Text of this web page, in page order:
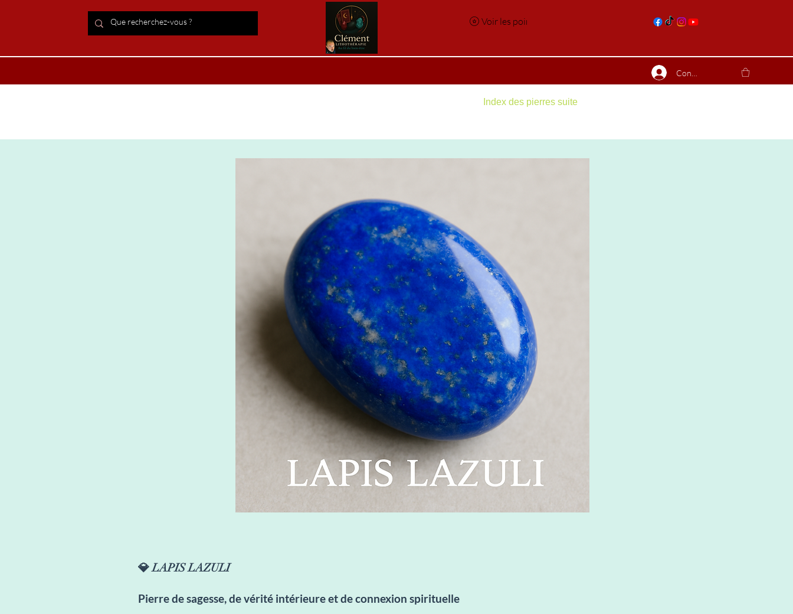
Voir les points
Connexion
Index des pierres suite
💎 LAPIS LAZULI
Pierre de sagesse, de vérité intérieure et de connexion spirituelle